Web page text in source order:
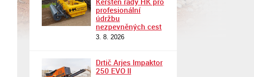
profesionální
údržbu
nezpevněných cest
3. 8. 2026
Drtič Arjes Impaktor
250 EVO II